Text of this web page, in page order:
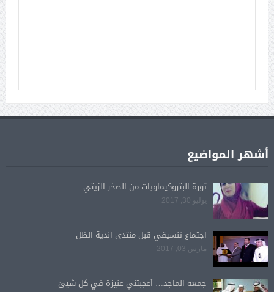
أشهر المواضيع
ثورة البتروكيماويات من الصخر الزيتي
يوليو 30, 2017
اجتماع تنسيقي قبل منتدى اندية الظل
مارس 03, 2017
جمعه الماجد… أعجبتني عنيزة في كل شيئ